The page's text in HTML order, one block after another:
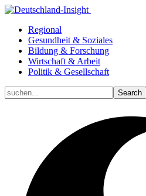
Regional
Gesundheit & Soziales
Bildung & Forschung
Wirtschaft & Arbeit
Politik & Gesellschaft